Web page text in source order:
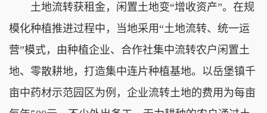
土地流转获租金，闲置土地变“增收资产”。在规
模化种植推进过程中，当地采用“土地流转、统一运
营”模式，由种植企业、合作社集中流转农户闲置土
地、零散耕地，打造集中连片种植基地。以岳堡镇千
亩中药材示范园区为例，企业流转土地的费用为每亩